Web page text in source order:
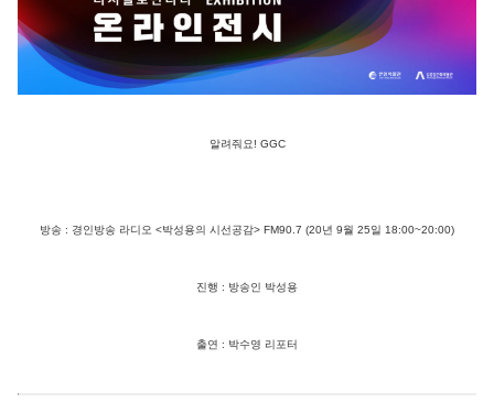
알려줘요! GGC
방송 : 경인방송 라디오 <박성용의 시선공감> FM90.7 (20년 9월 25일 18:00~20:00)
진행 : 방송인 박성용
출연 : 박수영 리포터